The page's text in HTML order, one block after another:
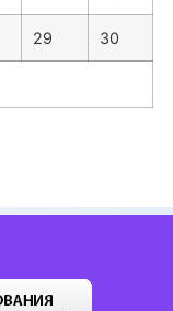
29 30